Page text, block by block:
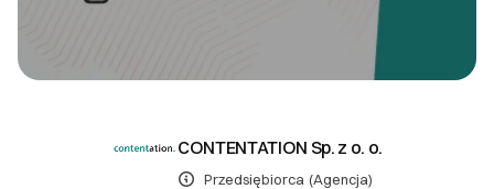
CONTENTATION Sp. z o. o.
Przedsiębiorca (Agencja)
DOWIEDZ SIĘ WIĘCEJ